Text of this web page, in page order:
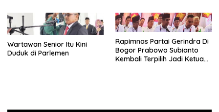
Wartawan Senior Itu Kini
Duduk di Parlemen
Rapimnas Partai Gerindra Di
Bogor Prabowo Subianto
Kembali Terpilih Jadi Ketua